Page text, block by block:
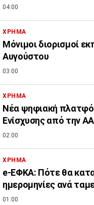
04:00
ΧΡΗΜΑ
Μόνιμοι διορισμοί
Αυγούστου
03:00
ΧΡΗΜΑ
Νέα ψηφιακή
Ενίσχυσης από την
02:00
ΧΡΗΜΑ
e-ΕΦΚΑ: Πότε θα
ημερομηνίες ανά
01:00